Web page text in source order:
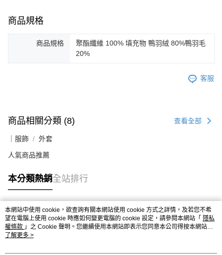
商品規格
商品規格
聚酯纖維 100% 填充物 鴨羽絨 80%鴨羽毛
20%
客服
商品相關分類 (8) 查看全部
｜服飾 外套
人氣商品推薦
本分類熱銷全站排行
熱門標籤
本網站中使用 cookie，欲查詢有關本網站使用 cookie 方式之詳情，及若您不希
望在電腦上使用 cookie 時應如何變更電腦的 cookie 設定，請參閱本網站「 隱私
權條款 」之 Cookie 聲明。您繼續使用本網站即表示您同意本公司得按本網站使
用條款之 Cookie 聲明使用 cookie。
了解更多 >